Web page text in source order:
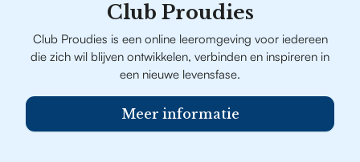
Club Proudies
Club Proudies is een online leeromgeving voor iedereen
die zich wil blijven ontwikkelen, verbinden en inspireren in
een nieuwe levensfase.
Meer informatie